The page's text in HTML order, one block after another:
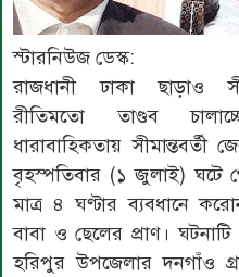
স্টারনিউজ ডেস্ক:
রাজধানী ঢাকা ছাড়াও
রীতিমতো তাণ্ডব
ধারাবাহিকতায়
বৃহস্পতিবার (১ জুলাই) ঘটে
মাত্র ৪ ঘণ্টার ব্যবধানে
বাবা ও ছেলের প্রাণ।
হরিপুর উপজেলার দনগাঁও